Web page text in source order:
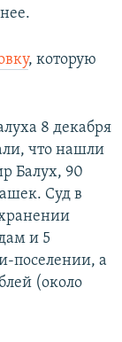
, которую
8 декабря
что нашли
Балух, 90
Суд в
и 5
поселении, а
(около